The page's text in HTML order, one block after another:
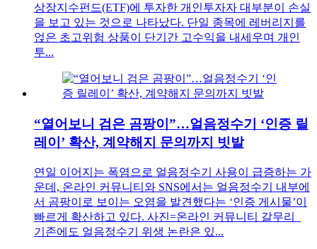
상장지수펀드(ETF)에 투자한 개인투자자 대부분이 손실
을 보고 있는 것으로 나타났다. 단일 종목에 레버리지를
얹은 초고위험 상품이 단기간 고수익을 내세우며 개인
투...
“열어보니 검은 곰팡이”…얼음정수기 ‘인증 릴
레이’ 확산, 계약해지 문의까지 빗발
연일 이어지는 폭염으로 얼음정수기 사용이 급증하는 가
운데, 온라인 커뮤니티와 SNS에서는 얼음정수기 내부에
서 곰팡이로 보이는 오염을 발견했다는 ‘인증 게시물’이
빠르게 확산하고 있다. 사진=온라인 커뮤니티 갈무리
기존에도 얼음정수기 위생 논란은 있...